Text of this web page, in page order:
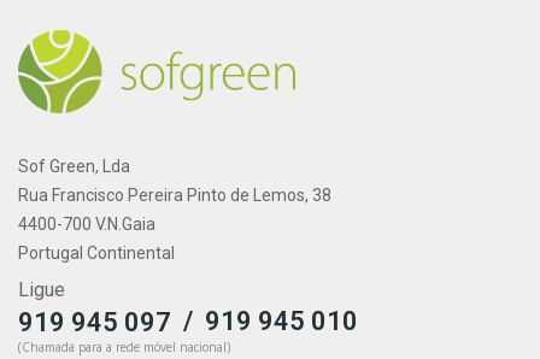
Sof Green, Lda
Rua Francisco Pereira Pinto de Lemos, 38
4400-700 V.N.Gaia
Portugal Continental
Ligue
919 945 097 / 919 945 010
(Chamada para a rede móvel nacional)